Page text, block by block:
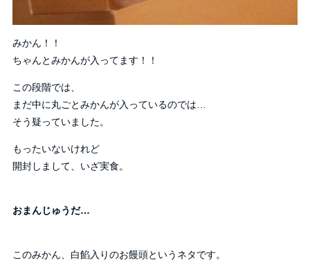
みかん！！
ちゃんとみかんが入ってます！！
この段階では、
まだ中に丸ごとみかんが入っているのでは…
そう疑っていました。
もったいないけれど
開封しまして、いざ実食。
おまんじゅうだ…
このみかん、白餡入りのお饅頭というネタです。